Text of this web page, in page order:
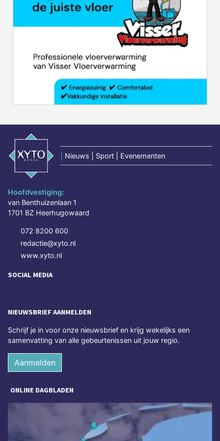
Nieuws | Sport | Evenementen
Hoofdvestiging:
van Benthuizenlaan 1
1701 BZ Heerhugowaard
072 8200 600
redactie@xyto.nl
www.xyto.nl
SOCIAL MEDIA
NIEUWSBRIEF AANMELDEN
Schrijf je in voor onze nieuwsbrief en krijg wekelijks een
samenvatting van alle gebeurtenissen uit jouw regio.
Aanmelden
ONLINE DAGBLADEN